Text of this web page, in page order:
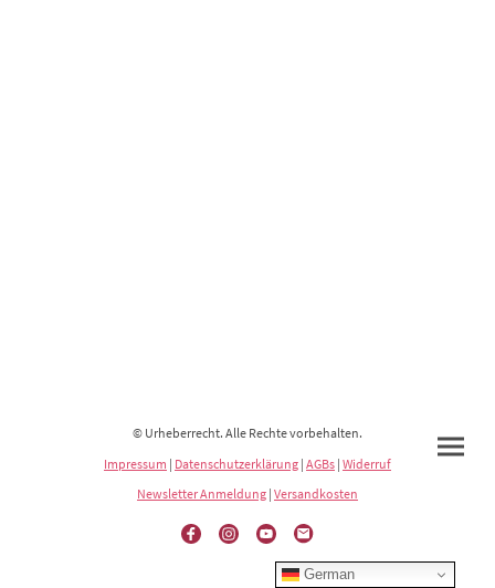
© Urheberrecht. Alle Rechte vorbehalten.
Impressum | Datenschutzerklärung | AGBs | Widerruf
Newsletter Anmeldung | Versandkosten
German